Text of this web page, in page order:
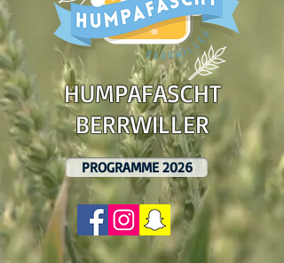
HUMPAFASCHT
BERRWILLER
PROGRAMME 2026